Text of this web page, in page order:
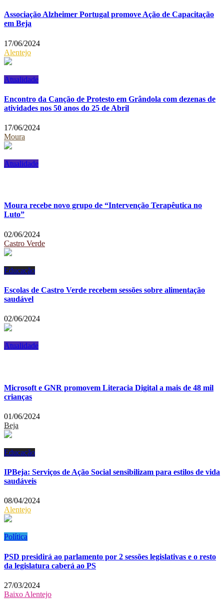
Associação Alzheimer Portugal promove Ação de Capacitação
em Beja
17/06/2024
Alentejo
Atualidade
Encontro da Canção de Protesto em Grândola com dezenas de
atividades nos 50 anos do 25 de Abril
17/06/2024
Moura
Atualidade
Moura recebe novo grupo de “Intervenção Terapêutica no
Luto”
02/06/2024
Castro Verde
Educação
Escolas de Castro Verde recebem sessões sobre alimentação
saudável
02/06/2024
Atualidade
Microsoft e GNR promovem Literacia Digital a mais de 48 mil
crianças
01/06/2024
Beja
Educação
IPBeja: Serviços de Ação Social sensibilizam para estilos de vida
saudáveis
08/04/2024
Alentejo
Política
PSD presidirá ao parlamento por 2 sessões legislativas e o resto
da legislatura caberá ao PS
27/03/2024
Baixo Alentejo